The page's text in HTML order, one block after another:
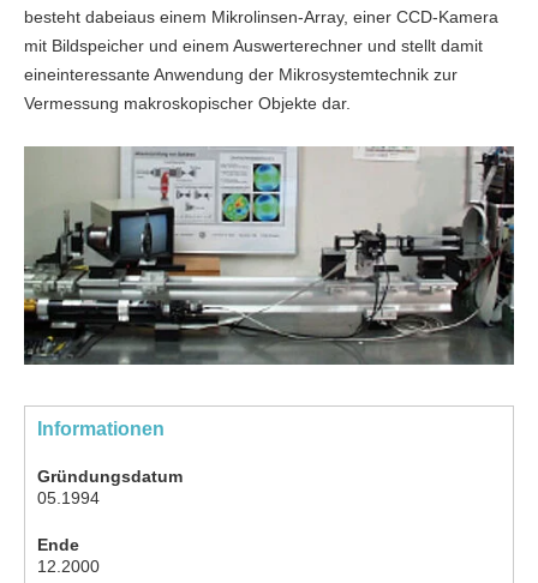
besteht dabeiaus einem Mikrolinsen-Array, einer CCD-Kamera
mit Bildspeicher und einem Auswerterechner und stellt damit
eineinteressante Anwendung der Mikrosystemtechnik zur
Vermessung makroskopischer Objekte dar.
Informationen
Gründungsdatum
05.1994
Ende
12.2000